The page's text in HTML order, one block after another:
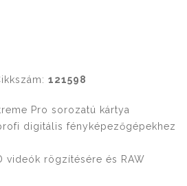
121598
Pro sorozatú kártya
digitális fényképezőgépekhez
videók rögzítésére és RAW